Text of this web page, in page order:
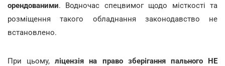
орендованими. Водночас спецвимог щодо місткості та
розміщення такого обладнання законодавство не
встановлено.
При цьому,ліцензія на право зберігання пального НЕ